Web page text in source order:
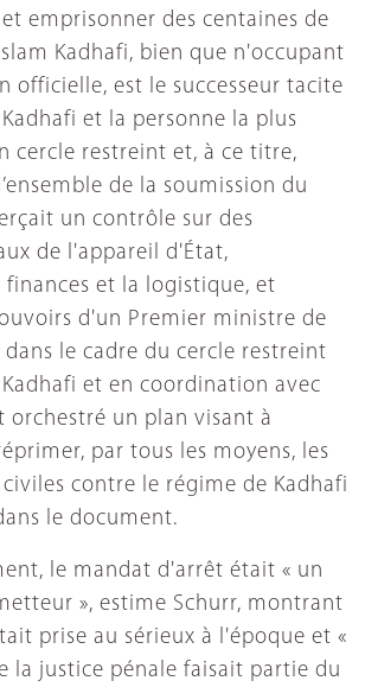
emprisonner des centaines de
Kadhafi, bien que n'occupant
officielle, est le successeur tacite
et la personne la plus
cercle restreint et, à ce titre,
de la soumission du
un contrôle sur des
de l'appareil d'État,
et la logistique, et
d'un Premier ministre de
dans le cadre du cercle restreint
et en coordination avec
orchestré un plan visant à
par tous les moyens, les
contre le régime de Kadhafi
le document.
le mandat d'arrêt était « un
», estime Schurr, montrant
prise au sérieux à l'époque et «
la justice pénale faisait partie du